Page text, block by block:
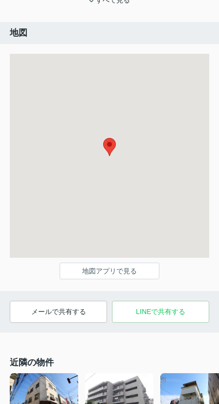
地図
地図アプリで見る
メールで共有する LINEで共有する
近隣の物件